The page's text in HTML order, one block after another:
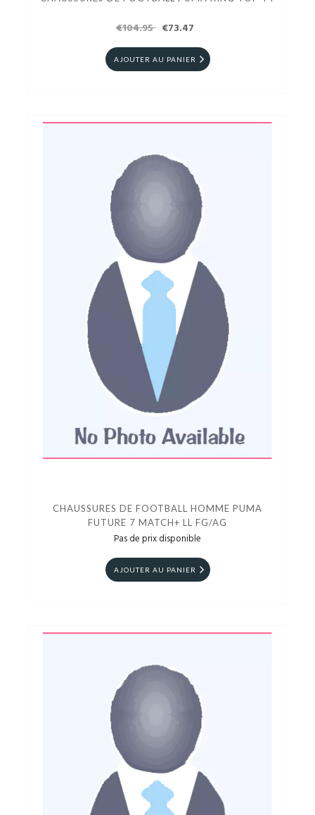
€104.95 €73.47
AJOUTER AU PANIER
CHAUSSURES DE FOOTBALL HOMME PUMA
FUTURE 7 MATCH+ LL FG/AG
Pas de prix disponible
AJOUTER AU PANIER